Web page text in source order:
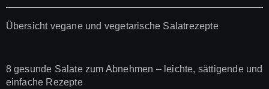
Übersicht vegane und vegetarische Salatrezepte
8 gesunde Salate zum Abnehmen – leichte, sättigende und
einfache Rezepte